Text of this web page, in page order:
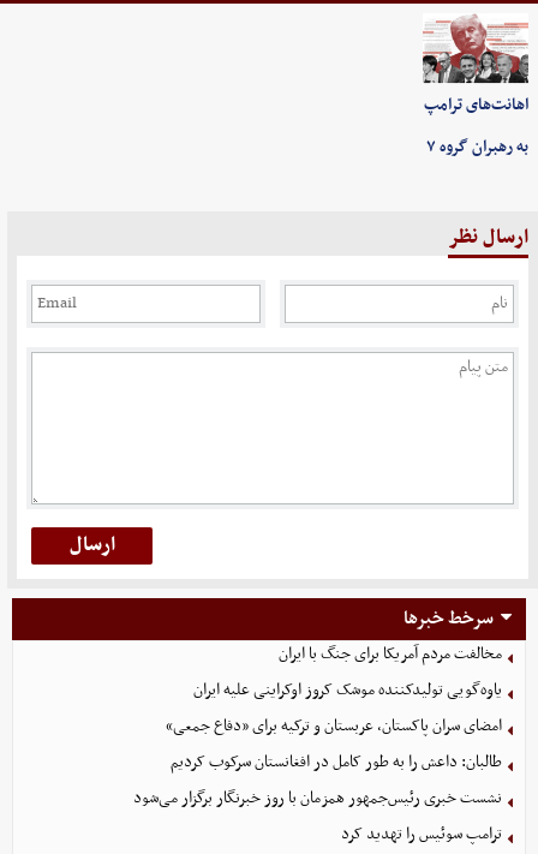
اهانت‌های ترامپ
به رهبران گروه ۷
ارسال نظر
سرخط خبرها
مخالفت مردم آمریکا برای جنگ با ایران
یاوه‌گویی تولیدکننده موشک کروز اوکراینی علیه ایران
امضای سران پاکستان، عربستان و ترکیه برای «دفاع جمعی»
طالبان: داعش را به طور کامل در افغانستان سرکوب کردیم
نشست خبری رئیس‌جمهور همزمان با روز خبرنگار برگزار می‌شود
ترامپ سوئیس را تهدید کرد